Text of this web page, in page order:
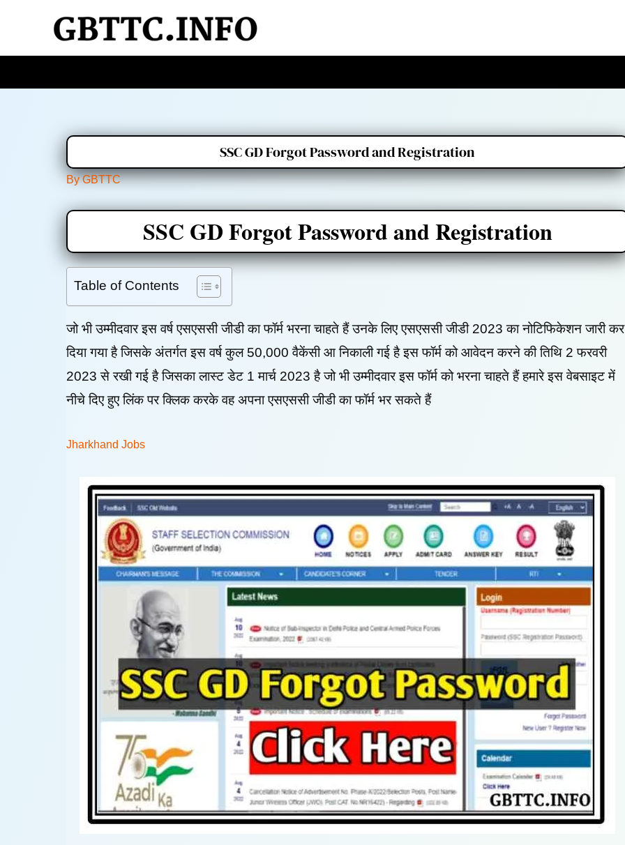
SSC GD Forgot Password and Registration
ByGBTTC
SSC GD Forgot Password and Registration
Table of Contents
जो भी उम्मीदवार इस वर्ष एसएससी जीडी का फॉर्म भरना चाहते हैं उनके लिए एसएससी जीडी 2023 का नोटिफिकेशन जारी कर
दिया गया है जिसके अंतर्गत इस वर्ष कुल 50,000 वैकेंसी आ निकाली गई है इस फॉर्म को आवेदन करने की तिथि 2 फरवरी
2023 से रखी गई है जिसका लास्ट डेट 1 मार्च 2023 है जो भी उम्मीदवार इस फॉर्म को भरना चाहते हैं हमारे इस वेबसाइट में
नीचे दिए हुए लिंक पर क्लिक करके वह अपना एसएससी जीडी का फॉर्म भर सकते हैं
Jharkhand Jobs